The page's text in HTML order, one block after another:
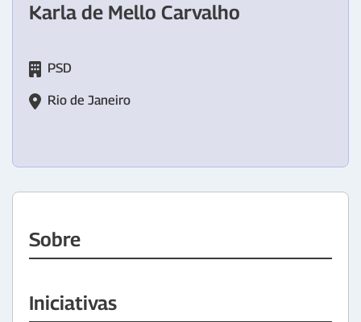
Karla de Mello Carvalho
PSD
Rio de Janeiro
Sobre
Iniciativas